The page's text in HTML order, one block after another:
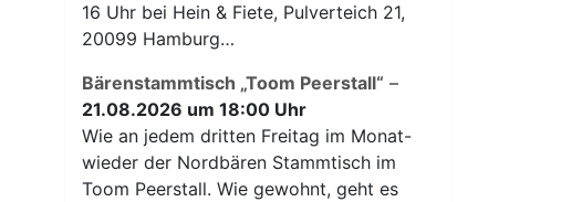
16 Uhr bei Hein & Fiete, Pulverteich 21,
20099 Hamburg…
Bärenstammtisch „Toom Peerstall“ –
21.08.2026 um 18:00 Uhr
Wie an jedem dritten Freitag im Monat-
wieder der Nordbären Stammtisch im
Toom Peerstall. Wie gewohnt, geht es